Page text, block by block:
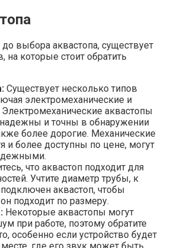
выбора аквастопа, существует
на которые стоит обратить
Существует несколько типов
электромеханические и
аквастопы
и точны в обнаружении
более дорогие. Механические
и более доступны по цене, могут
что аквастоп подходит для
Учтите диаметр трубы, к
аквастоп, чтобы
подходит по размеру.
Некоторые аквастопы могут
при работе, поэтому обратите
особенно если устройство будет
где его звук может быть